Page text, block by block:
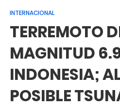
INTERNACIONAL
TERREMOTO
MAGNITUD
INDONESIA;
POSIBLE